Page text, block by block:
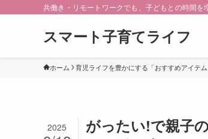
共働き・リモートワークでも、子どもとの時間を
スマート子育てライフ
ホーム 育児ライフを豊かにする「おすすめアイテム
がったい!で親子
2025